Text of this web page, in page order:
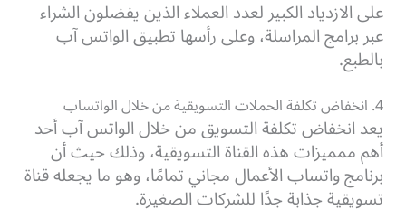
على الازدياد الكبير لعدد العملاء الذين يفضلون الشراء
عبر برامج المراسلة، وعلى رأسها تطبيق الواتس آب
بالطبع.
4. انخفاض تكلفة الحملات التسويقية من خلال الواتساب
يعد انخفاض تكلفة التسويق من خلال الواتس آب أحد
أهم ممميزات هذه القناة التسويقية، وذلك حيث أن
برنامج واتساب الأعمال مجاني تمامًا، وهو ما يجعله قناة
تسويقية جذابة جدًا للشركات الصغيرة.